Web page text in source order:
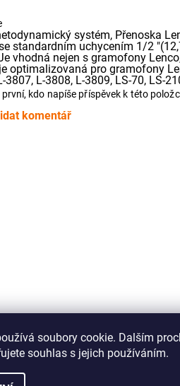
systém, Přenoska
standardním uchycením 1/2
vhodná nejen s gramofony
optimalizovaná pro gramofony
3807, L-3808, L-3809, LS-70, LS-
kdo napíše příspěvek k této
komentář
Jak správně změřit řemínek
soubory cookie. Dalším
souhlas s jejich používáním.